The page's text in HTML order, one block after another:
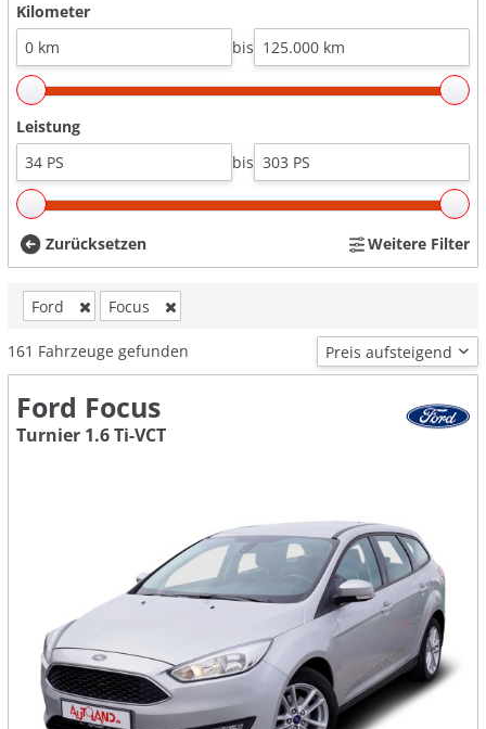
Kilometer
bis
Leistung
bis
Zurücksetzen Weitere Filter
Ford Focus
161 Fahrzeuge gefunden
Ford Focus
Turnier 1.6 Ti-VCT